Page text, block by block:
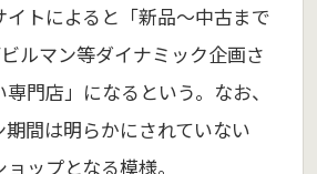
トによると「新品～中古まで
ルマン等ダイナミック企画さ
門店」になるという。なお、
間は明らかにされていない
ップとなる模様。